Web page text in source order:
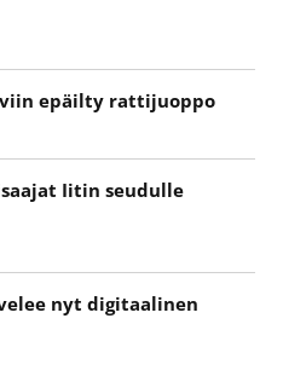
epäilty rattijuoppo
Iitin seudulle
nyt digitaalinen